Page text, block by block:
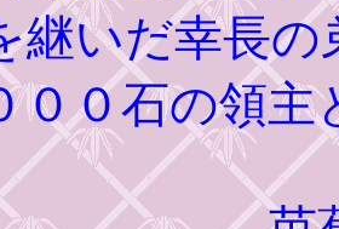
継いだ幸長の
００石の領主